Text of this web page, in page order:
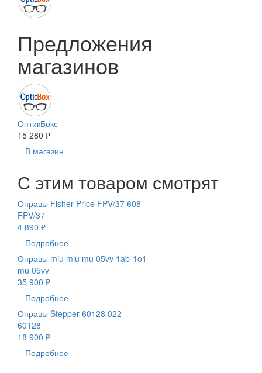
Предложения
магазинов
ОптикБокс
15 280 ₽
В магазин
С этим товаром смотрят
Оправы Fisher-Price FPV/37 608
FPV/37
4 890 ₽
Подробнее
Оправы miu miu mu 05vv 1ab-1o1
mu 05vv
35 900 ₽
Подробнее
Оправы Stepper 60128 022
60128
18 900 ₽
Подробнее